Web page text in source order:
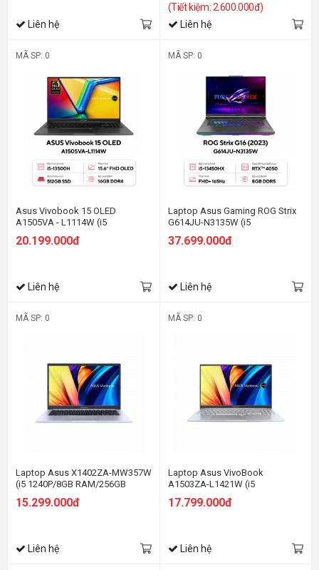
Liên hệ
(Tiết kiệm: 2.600.000đ)
Liên hệ
MÃ SP: 0
Asus Vivobook 15 OLED
A1505VA - L1114W (i5
SSD/15.6 Oled/Win11/Đen)
20.199.000đ
Liên hệ
MÃ SP: 0
Laptop Asus Gaming ROG Strix
G614JU-N3135W (i5
SSD/16 QHD 165hz/RTX 4050
37.699.000đ
Liên hệ
MÃ SP: 0
Laptop Asus X1402ZA-MW357W
(i5 1240P/8GB RAM/256GB
SSD/14 FHD Cảm
ứng/Win11/Bạc)
15.299.000đ
Liên hệ
MÃ SP: 0
Laptop Asus VivoBook
A1503ZA-L1421W (i5
12500H/8GB RAM/512GB
SSD/15.6 Oled/Win11/Bạc/Balo)
17.799.000đ
Liên hệ